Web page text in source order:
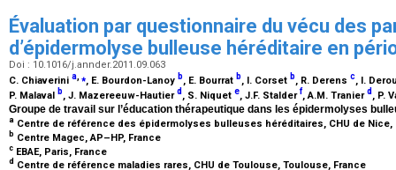
Évaluation par questionnaire du vécu des
d’épidermolyse bulleuse héréditaire en
Doi : 10.1016/j.annder.2011.09.063
C. Chiaverini a ⁎, E. Bourdon-Lanoy b, E. Bourrat b, I. Corset b, R. Derens c, I.
P. Malaval
b, J. Mazereeuw-Hautierd , S. Niquet e, J.F. Stalderf, A.M. Tranierd , P.
Groupe de travail sur l’éducation thérapeutique dans les épidermolyses
a Centre de référence des épidermolyses bulleuses héréditaires, CHU de Nice,
b Centre Magec, AP–HP, France
c EBAE, Paris, France
d Centre de référence maladies rares, CHU de Toulouse, Toulouse, France